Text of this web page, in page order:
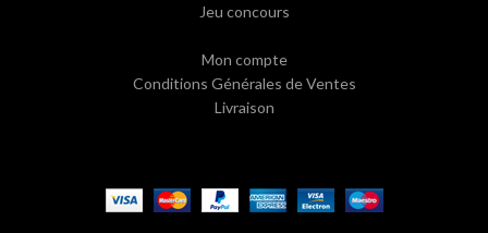
Jeu concours
Mon compte
Conditions Générales de Ventes
Livraison